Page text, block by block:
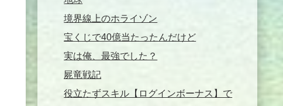
境界線上のホライゾン
宝くじで40億当たったんだけど
実は俺、最強でした？
屍竜戦記
役立たずスキル【ログインボーナス】で